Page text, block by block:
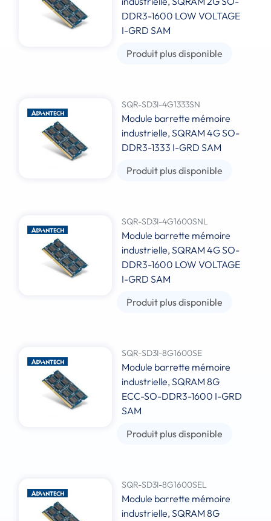
DDR3-1600 LOW VOLTAGE
I-GRD SAM
Produit plus disponible
SQR-SD3I-4G1333SN
Module barrette mémoire
industrielle, SQRAM 4G SO-
DDR3-1333 I-GRD SAM
Produit plus disponible
SQR-SD3I-4G1600SNL
Module barrette mémoire
industrielle, SQRAM 4G SO-
DDR3-1600 LOW VOLTAGE
I-GRD SAM
Produit plus disponible
SQR-SD3I-8G1600SE
Module barrette mémoire
industrielle, SQRAM 8G
ECC-SO-DDR3-1600 I-GRD
SAM
Produit plus disponible
SQR-SD3I-8G1600SEL
Module barrette mémoire
industrielle, SQRAM 8G